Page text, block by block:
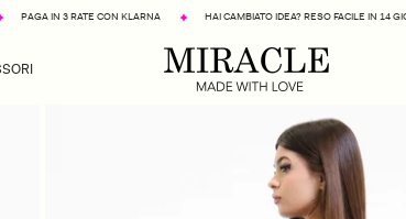
RATE CON KLARNA HAI CAMBIATO IDEA? RESO FACILE IN 14 GIORNI